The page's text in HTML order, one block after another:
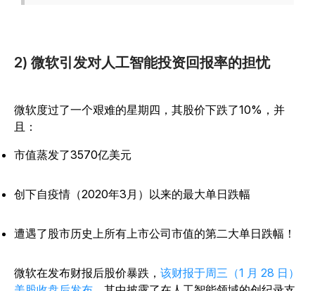
2) 微软引发对人工智能投资回报率的担忧
微软度过了一个艰难的星期四，其股价下跌了10%，并
且：
市值蒸发了3570亿美元
创下自疫情（2020年3月）以来的最大单日跌幅
遭遇了股市历史上所有上市公司市值的第二大单日跌幅！
微软在发布财报后股价暴跌， 该财报于周三（1 月 28 日）